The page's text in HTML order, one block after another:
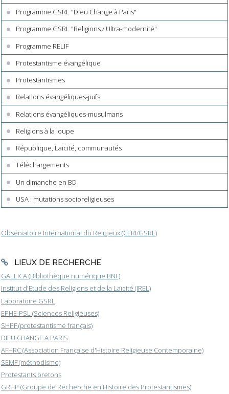
Programme GSRL "Dieu Change à Paris"
Programme GSRL "Religions / Ultra-modernité"
Programme RELIF
Protestantisme évangélique
Protestantismes
Relations évangéliques-juifs
Relations évangéliques-musulmans
Religions à la loupe
République, Laïcité, communautés
Téléchargements
Un dimanche en BD
USA : mutations socioreligieuses
Observatoire International du Religieux (CERI/GSRL)
LIEUX DE RECHERCHE
GALLICA (Bibliothèque numérique BNF)
Institut d'Etude des Religions et de la Laïcité (IREL)
Laboratoire GSRL
EPHE-PSL (Sciences Religieuses)
SHPF (protestantisme français)
DIEU CHANGE A PARIS
AFHRC (Association Française d'Histoire Religieuse Contemporaine)
SEMF (méthodisme)
Protestants bretons
GRHP (Groupe de Recherche en Histoire des Protestantismes)